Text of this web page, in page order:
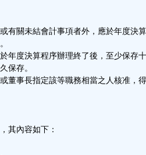
有關未結會計事項者外，應於年度決
年度決算程序辦理終了後，至少保存
保存。
董事長指定該等職務相當之人核准，
其內容如下：